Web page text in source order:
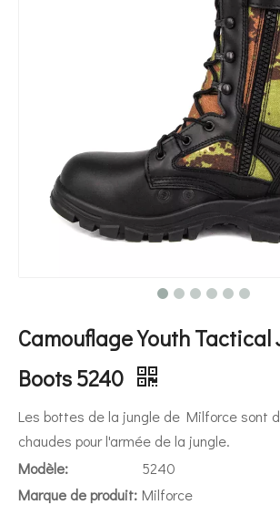
Camouflage Youth Tactical
Boots 5240
Les bottes de la jungle de Milforce sont
chaudes pour l'armée de la jungle.
Modèle:
5240
Marque de produit: Milforce